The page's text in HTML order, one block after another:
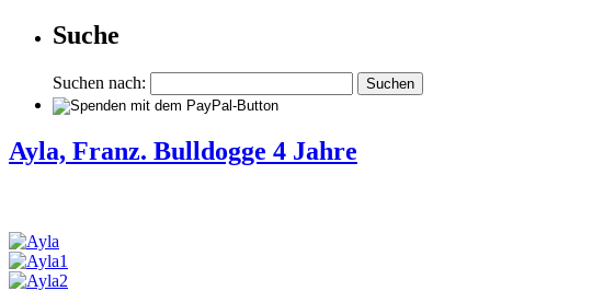
Suche
Suchen nach:
Ayla, Franz. Bulldogge 4 Jahre